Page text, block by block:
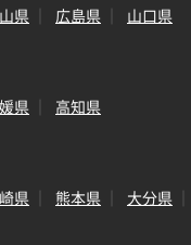
県 広島県 山口県
県 高知県
県 熊本県 大分県